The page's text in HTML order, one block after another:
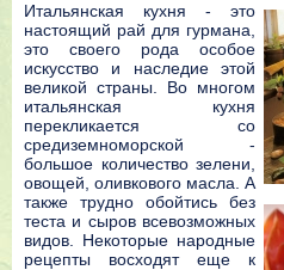
Итальянская кухня - это
настоящий рай для гурмана,
это своего рода особое
искусство и наследие этой
великой страны. Во многом
итальянская кухня
перекликается со
средиземноморской -
большое количество зелени,
овощей, оливкового масла. А
также трудно обойтись без
теста и сыров всевозможных
видов. Некоторые народные
рецепты восходят еще к